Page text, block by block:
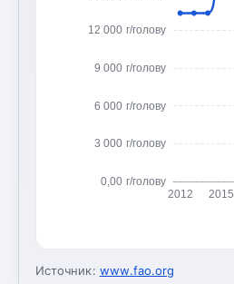
0,00 г/голову
3 000 г/голову
6 000 г/голову
9 000 г/голову
12 000 г/голову
2012 2015
Источник: www.fao.org